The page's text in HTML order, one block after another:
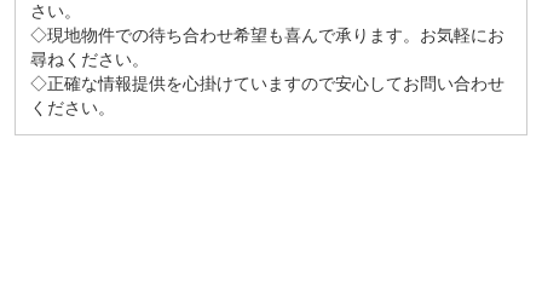
さい。
◇現地物件での待ち合わせ希望も喜んで承ります。お気軽にお
尋ねください。
◇正確な情報提供を心掛けていますので安心してお問い合わせ
ください。